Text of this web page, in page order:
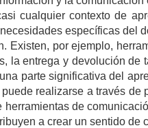
cualquier contexto de
específicas del
Existen, por ejemplo,
la entrega y devolución de
parte significativa del
realizarse a través
herramientas de
a crear un sentido